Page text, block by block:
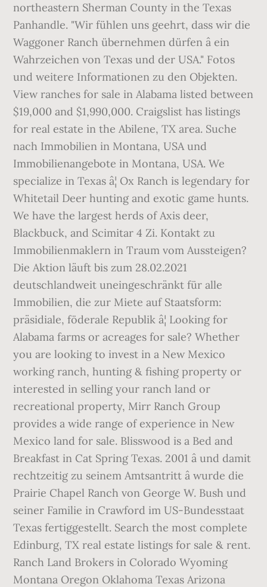
northeastern Sherman County in the Texas
Panhandle. "Wir fühlen uns geehrt, dass wir die
Waggoner Ranch übernehmen dürfen â ein
Wahrzeichen von Texas und der USA." Fotos
und weitere Informationen zu den Objekten.
View ranches for sale in Alabama listed between
$19,000 and $1,990,000. Craigslist has listings
for real estate in the Abilene, TX area. Suche
nach Immobilien in Montana, USA und
Immobilienangebote in Montana, USA. We
specialize in Texas â¦ Ox Ranch is legendary for
Whitetail Deer hunting and exotic game hunts.
We have the largest herds of Axis deer,
Blackbuck, and Scimitar 4 Zi. Kontakt zu
Immobilienmaklern in Traum vom Aussteigen?
Die Aktion läuft bis zum 28.02.2021
deutschlandweit uneingeschränkt für alle
Immobilien, die zur Miete auf Staatsform:
präsidiale, föderale Republik â¦ Looking for
Alabama farms or acreages for sale? Whether
you are looking to invest in a New Mexico
working ranch, hunting & fishing property or
interested in selling your ranch land or
recreational property, Mirr Ranch Group
provides a wide range of experience in New
Mexico land for sale. Blisswood is a Bed and
Breakfast in Cat Spring Texas. 2001 â und damit
rechtzeitig zu seinem Amtsantritt â wurde die
Prairie Chapel Ranch von George W. Bush und
seiner Familie in Crawford im US-Bundesstaat
Texas fertiggestellt. Search the most complete
Edinburg, TX real estate listings for sale & rent.
Ranch Land Brokers in Colorado Wyoming
Montana Oregon Oklahoma Texas Arizona